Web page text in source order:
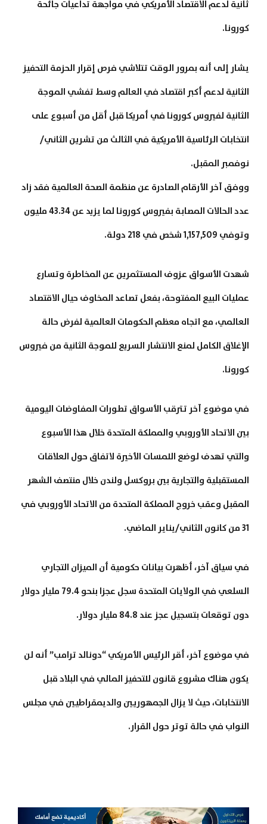
ثانية لدعم الاقتصاد الأمريكي في مواجهة تداعيات جائحة
كورونا.
يشار إلى أنه بمرور الوقت تتلاشي فرص إقرار الحزمة التحفيز
الثانية لدعم أكبر اقتصاد في العالم وسط تفشي الموجة
الثانية لفيروس كورونا في أمريكا قبل أقل من أسبوع على
انتخابات الرئاسية الأمريكية في الثالث من تشرين الثاني/
نوفمبر المقبل.
ووفق آخر الأرقام الصادرة عن منظمة الصحة العالمية فقد زاد
عدد الحالات المصابة بفيروس كورونا لما يزيد عن 43.34 مليون
وتوفي 1,157,509 شخص في 218 دولة.
شهدت الأسواق عزوف المستثمرين عن المخاطرة وتسارع
عمليات البيع المفتوحة، بفعل تصاعد المخاوف حيال الاقتصاد
العالمي، مع اتجاه معظم الحكومات العالمية لفرض حالة
الإغلاق الكامل لمنع الانتشار السريع للموجة الثانية من فيروس
كورونا.
في موضوع آخر تترقب الأسواق تطورات المفاوضات اليومية
بين الاتحاد الأوروبي والمملكة المتحدة خلال هذا الأسبوع
والتي تهدف لوضع اللمسات الأخيرة لاتفاق حول العلاقات
المستقبلية والتجارية بين بروكسل ولندن خلال منتصف الشهر
المقبل وعقب خروج المملكة المتحدة من الاتحاد الأوروبي في
31 من كانون الثاني/يناير الماضي.
في سياق آخر، أظهرت بيانات حكومية أن الميزان التجاري
السلعي في الولايات المتحدة سجل عجزا بنحو 79.4 مليار دولار
دون توقعات بتسجيل عجز عند 84.8 مليار دولار.
في موضوع آخر، أقر الرئيس الأمريكي “دونالد ترامب” أنه لن
يكون هناك مشروع قانون للتحفيز المالي في البلاد قبل
الانتخابات، حيث لا يزال الجمهوريين والديمقراطيين في مجلس
النواب في حالة توتر حول القرار.